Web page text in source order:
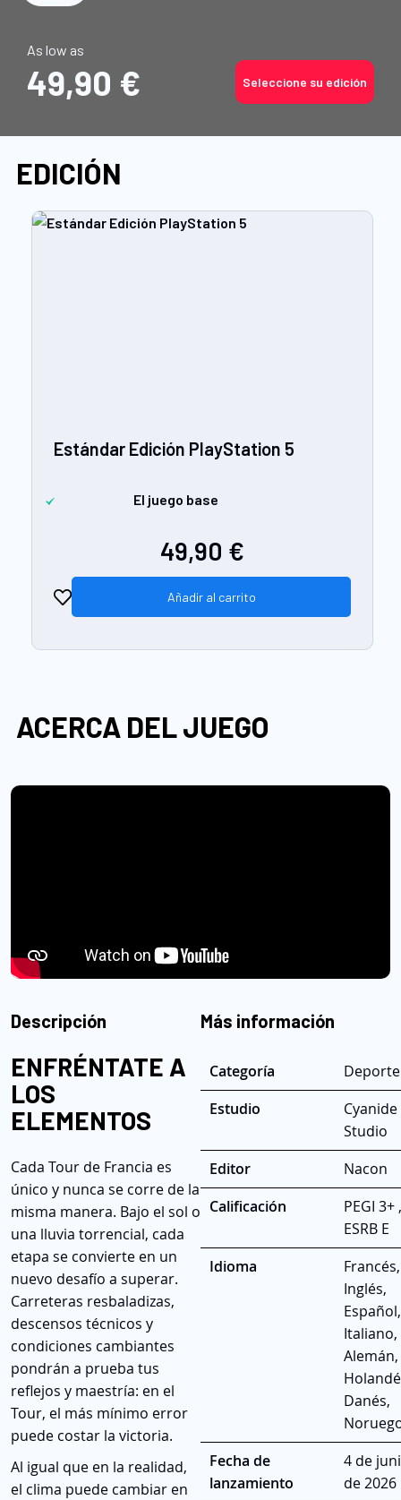
As low as
49,90 € Seleccione su edición
EDICIÓN
Estándar Edición PlayStation 5
El juego base
49,90 €
Añadir al carrito
ACERCA DEL JUEGO
Descripción
ENFRÉNTATE A
LOS
ELEMENTOS
Cada Tour de Francia es
único y nunca se corre de la
misma manera. Bajo el sol o
una lluvia torrencial, cada
etapa se convierte en un
nuevo desafío a superar.
Carreteras resbaladizas,
descensos técnicos y
condiciones cambiantes
pondrán a prueba tus
reflejos y maestría: en el
Tour, el más mínimo error
puede costar la victoria.
Al igual que en la realidad,
el clima puede cambiar en
Más información
Categoría
Deporte
Estudio
Cyanide
Studio
Editor
Nacon
Calificación
PEGI 3+ ,
ESRB E
Idioma
Francés,
Inglés,
Español,
Italiano,
Alemán,
Danés,
Fecha de
lanzamiento
4 de
de 2026